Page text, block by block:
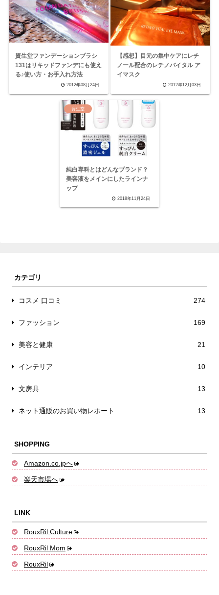
資生堂ファンデーションブラシ
131はリキッドファンデにも使え
る♪使い方・お手入れ方法
2012年08月24日
【感想】目元の集中ケアにレチ
ノール配合のレチノバイタル ア
イマスク
2012年12月03日
資生堂
純白専科とはどんなブランド？
美容液をメインにしたラインナ
ップ
2018年11月24日
カテゴリ
コスメ 口コミ 274
ファッション 169
美容と健康 21
インテリア 10
文房具 13
ネット通販のお買い物レポート 13
SHOPPING
Amazon.co.jpへ
楽天市場へ
LINK
RouxRil Culture
RouxRil Mom
RouxRil